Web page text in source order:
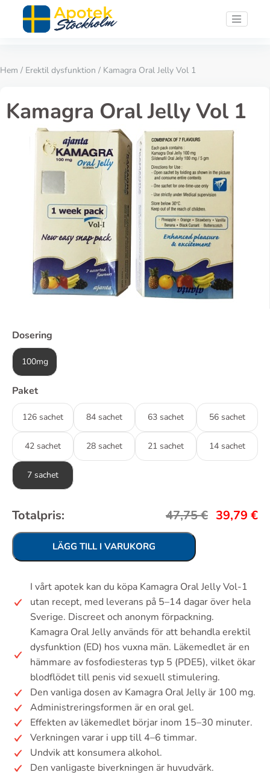
Hem / Erektil dysfunktion / Kamagra Oral Jelly Vol 1
Kamagra Oral Jelly Vol 1
Dosering
100mg
Paket
126 sachet 84 sachet 63 sachet 56 sachet
42 sachet 28 sachet 21 sachet 14 sachet
7 sachet
Totalpris: 47,75€ 39,79 €
LÄGG TILL I VARUKORG
I vårt apotek kan du köpa Kamagra Oral Jelly Vol-1
utan recept, med leverans på 5–14 dagar över hela
Sverige. Discreet och anonym förpackning.
Kamagra Oral Jelly används för att behandla erektil
dysfunktion (ED) hos vuxna män. Läkemedlet är en
hämmare av fosfodiesteras typ 5 (PDE5), vilket ökar
blodflödet till penis vid sexuell stimulering.
Den vanliga dosen av Kamagra Oral Jelly är 100 mg.
Administreringsformen är en oral gel.
Effekten av läkemedlet börjar inom 15–30 minuter.
Verkningen varar i upp till 4–6 timmar.
Undvik att konsumera alkohol.
Den vanligaste biverkningen är huvudvärk.